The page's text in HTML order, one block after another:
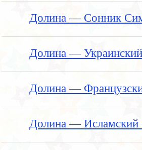
Долина — Сонник
Долина —
Долина —
Долина — Исламский